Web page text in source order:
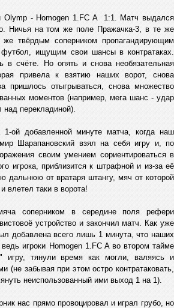
Olymp - Homogen 1.FC A 1:1. Матч выдался
Ничья на том же поле Пражачка-3, в те же
твёрдым соперником пропагандирующим
футбол, ищущим свои шансы в контратаках.
в счёте. Но опять и снова необязательная
привела к взятию наших ворот, снова
пришлось отыгрываться, снова множество
моментов (например, мега шанс - удар
над перекладиной).
ой добавленной минуте матча, когда наш
Шарапановский взял на себя игру и, по
своим умением сориентироваться в
игрока, приблизится к штрафной и из-за её
дальнюю от вратаря штангу, мяч от которой
влетел таки в ворота!
соперником в середине поля рефери
устройство и закончил матч. Как уже
добавлена всего лишь 1 минута, что наших
игроки Homogen 1.FC A во втором тайме
игру, тянули время как могли, валяясь и
(не забывая при этом остро контратаковать,
неиспользованный ими выход 1 на 1).
нас прямо провоцировал и играл грубо, но